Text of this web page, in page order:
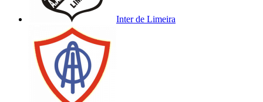
Inter de Limeira